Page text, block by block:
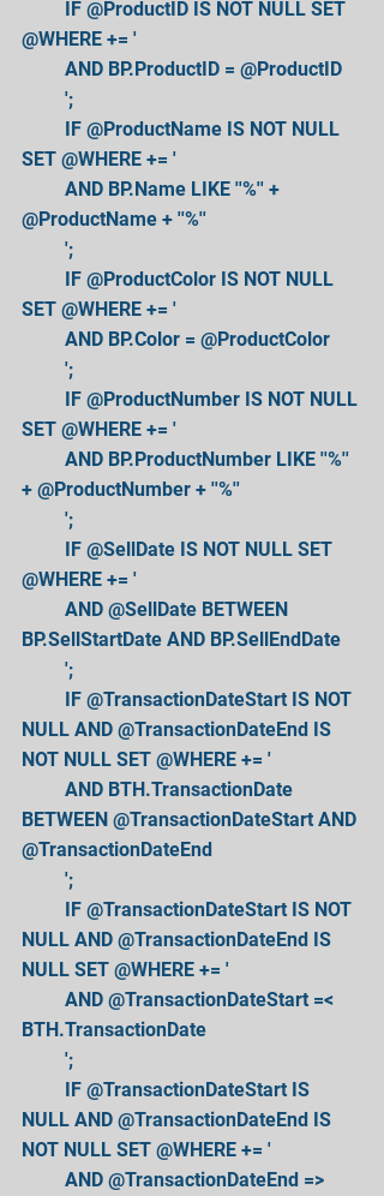
@WHERE += '
         AND BP.ProductID = @ProductID
         ';
SET @WHERE += '
@ProductName + ''%''
         ';
SET @WHERE += '
         AND BP.Color = @ProductColor
         ';
SET @WHERE += '
+ @ProductNumber + ''%''
         ';
@WHERE += '
BP.SellStartDate AND BP.SellEndDate
         ';
NULL AND @TransactionDateEnd IS
NOT NULL SET @WHERE += '
BETWEEN @TransactionDateStart AND
@TransactionDateEnd
         ';
NULL AND @TransactionDateEnd IS
NULL SET @WHERE += '
BTH.TransactionDate
         ';
NULL AND @TransactionDateEnd IS
NOT NULL SET @WHERE += '